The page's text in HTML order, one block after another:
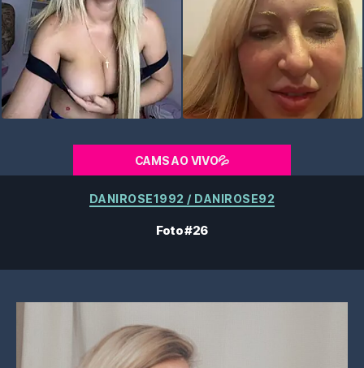
CAMS AO VIVO💦
Categorias
DANIROSE1992 / DANIROSE92
Foto #26